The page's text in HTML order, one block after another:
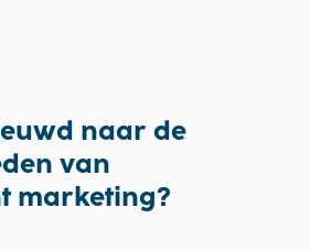
naar de
van
marketing?